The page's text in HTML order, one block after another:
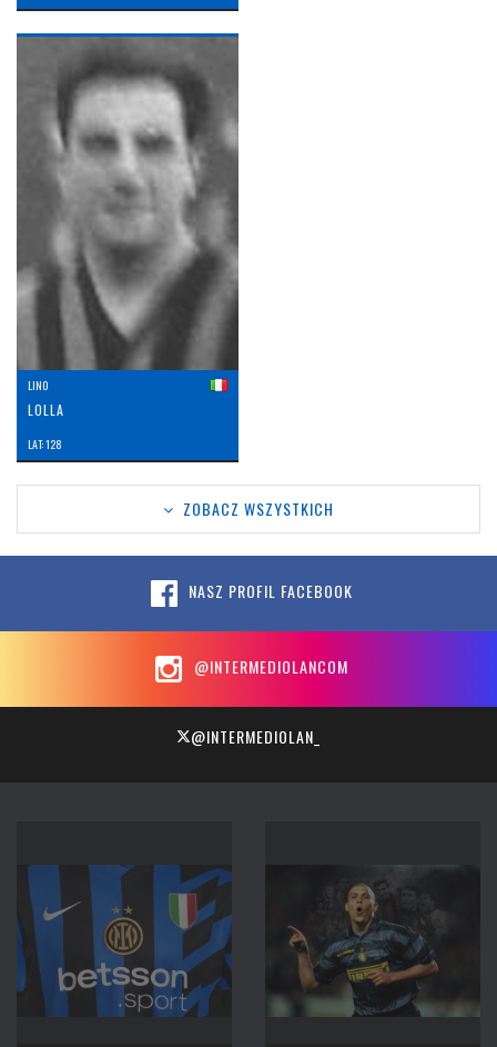
LINO
LOLLA
LAT: 128
ZOBACZ WSZYSTKICH
NASZ PROFIL FACEBOOK
@INTERMEDIOLANCOM
@INTERMEDIOLAN_